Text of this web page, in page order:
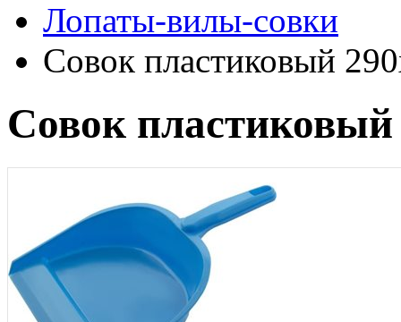
Лопаты-вилы-совки
Совок пластиковый
Совок